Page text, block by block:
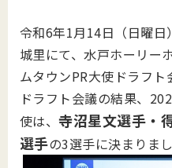
令和6年1月14日（日曜日
城里にて、水戸ホーリー
ムタウンPR大使ドラフト
ドラフト会議の結果、
使は、寺沼星文選手・
選手の3選手に決まりま